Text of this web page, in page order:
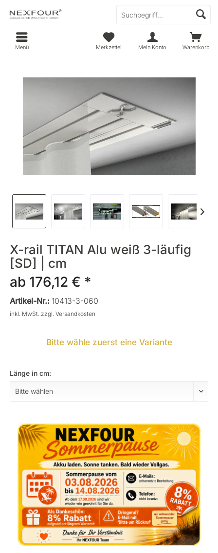
Warenkorb
Merkzettel Mein Konto
Menü
X-rail TITAN Alu weiß 3-läufig
[SD] | cm
ab 176,12 € *
Artikel-Nr.: 10413-3-060
inkl. MwSt. zzgl. Versandkosten
Bitte wähle zuerst eine Variante
Länge in cm: